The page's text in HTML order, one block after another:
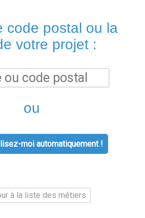
code postal ou la
votre projet :
ou
moi automatiquement !
à la liste des métiers